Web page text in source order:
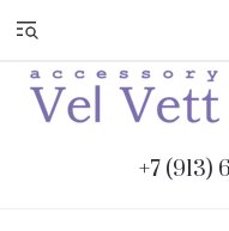
+7 (913)